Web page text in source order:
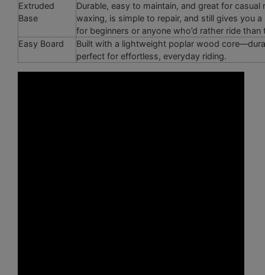
Extruded
Base
Durable, easy to maintain, and great for casual
waxing, is simple to repair, and still gives you
for beginners or anyone who’d rather ride than
Easy Board
Built with a lightweight poplar wood
perfect for effortless, everyday riding.